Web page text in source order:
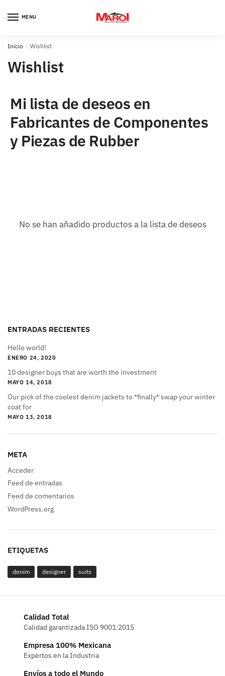
MENU
Inicio / Wishlist
Wishlist
Mi lista de deseos en
Fabricantes de Componentes
y Piezas de Rubber
No se han añadido productos a la lista de deseos
ENTRADAS RECIENTES
Hello world!
ENERO 24, 2020
10 designer buys that are worth the investment
MAYO 14, 2018
Our pick of the coolest denim jackets to *finally* swap your winter
coat for
MAYO 13, 2018
META
Acceder
Feed de entradas
Feed de comentarios
WordPress.org
ETIQUETAS
denim designer suits
Calidad Total
Calidad garantizada ISO 9001:2015
Empresa 100% Mexicana
Expertos en la Industria
Envíos a todo el Mundo